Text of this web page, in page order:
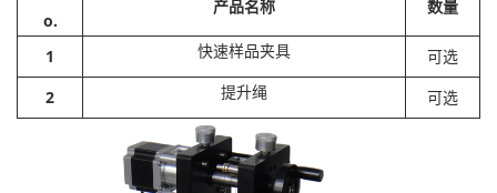
o.
产品名称 数量
1 快速样品夹具
可选
2
提升绳 可选